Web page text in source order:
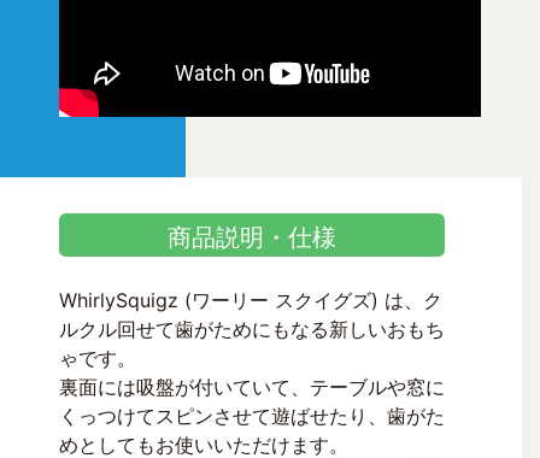
商品説明・仕様
WhirlySquigz (ワーリー スクイグズ) は、ク
ルクル回せて歯がためにもなる新しいおもち
ゃです。
裏面には吸盤が付いていて、テーブルや窓に
くっつけてスピンさせて遊ばせたり、歯がた
めとしてもお使いいただけます。